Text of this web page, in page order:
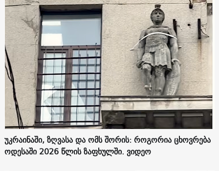
უკრაინაში, ზღვასა და ომს შორის: როგორია ცხოვრება
ოდესაში 2026 წლის ზაფხულში. ვიდეო